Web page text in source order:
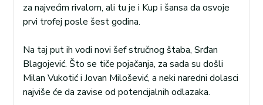
za najvećim rivalom, ali tu je i Kup i šansa da osvoje
prvi trofej posle šest godina.
Na taj put ih vodi novi šef stručnog štaba, Srđan
Blagojević. Što se tiče pojačanja, za sada su došli
Milan Vukotić i Jovan Milošević, a neki naredni dolasci
najviše će da zavise od potencijalnih odlazaka.